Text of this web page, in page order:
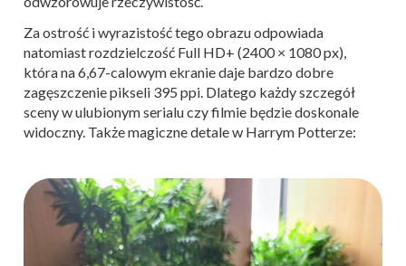
Za ostrość i wyrazistość tego obrazu odpowiada
natomiast rozdzielczość Full HD+ (2400 × 1080 px),
która na 6,67-calowym ekranie daje bardzo dobre
zagęszczenie pikseli 395 ppi. Dlatego każdy szczegół
sceny w ulubionym serialu czy filmie będzie doskonale
widoczny. Także magiczne detale w Harrym Potterze: